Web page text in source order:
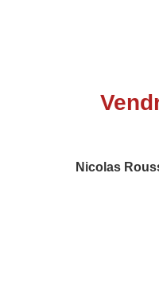
Nicolas